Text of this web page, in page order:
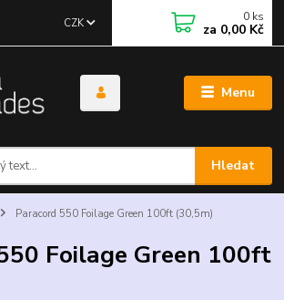
Menu
CZK
Hledat
0 ks
za 0,00 Kč
Paracord 550 Foilage Green 100ft (30,5m)
Foilage Green 100ft